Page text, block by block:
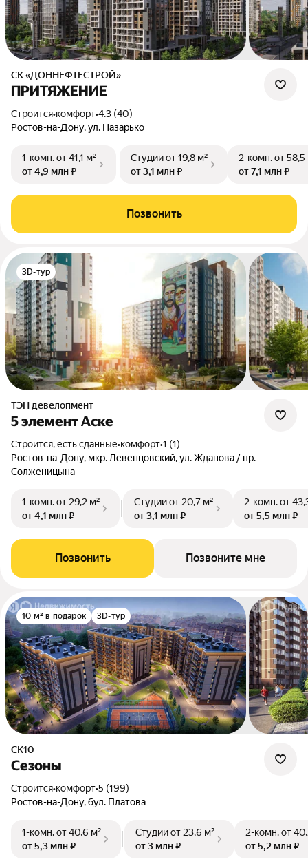
СК «ДОННЕФТЕСТРОЙ»
ПРИТЯЖЕНИЕ
Строится•комфорт•4.3 (40)
Ростов-на-Дону, ул. Назарько
1-комн.от 41,1 м²
от 4,9 млн ₽
Студииот 19,8 м²
от 3,1 млн ₽
2-комн.от 58,5
от 7,1 млн ₽
Позвонить
3D-тур
ТЭН девелопмент
5 элемент Аске
Строится, есть сданные•комфорт•1 (1)
Ростов-на-Дону, мкр. Левенцовский, ул. Жданова / пр.
Солженицына
1-комн.от 29,2 м²
от 4,1 млн ₽
Студииот 20,7 м²
от 3,1 млн ₽
2-комн.от
от 5,5 млн ₽
Позвонить Позвоните мне
10 м² в подарок 3D-тур
СК10
Сезоны
Строится•комфорт•5 (199)
Ростов-на-Дону, бул. Платова
1-комн.от 40,6 м²
от 5,3 млн ₽
Студииот 23,6 м²
от 3 млн ₽
2-комн.от
от 5,2 млн ₽